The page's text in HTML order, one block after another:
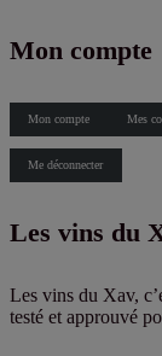
Mon compte
Mon compte Mes
Me déconnecter
Les vins du
Les vins du Xav,
testé et approuvé